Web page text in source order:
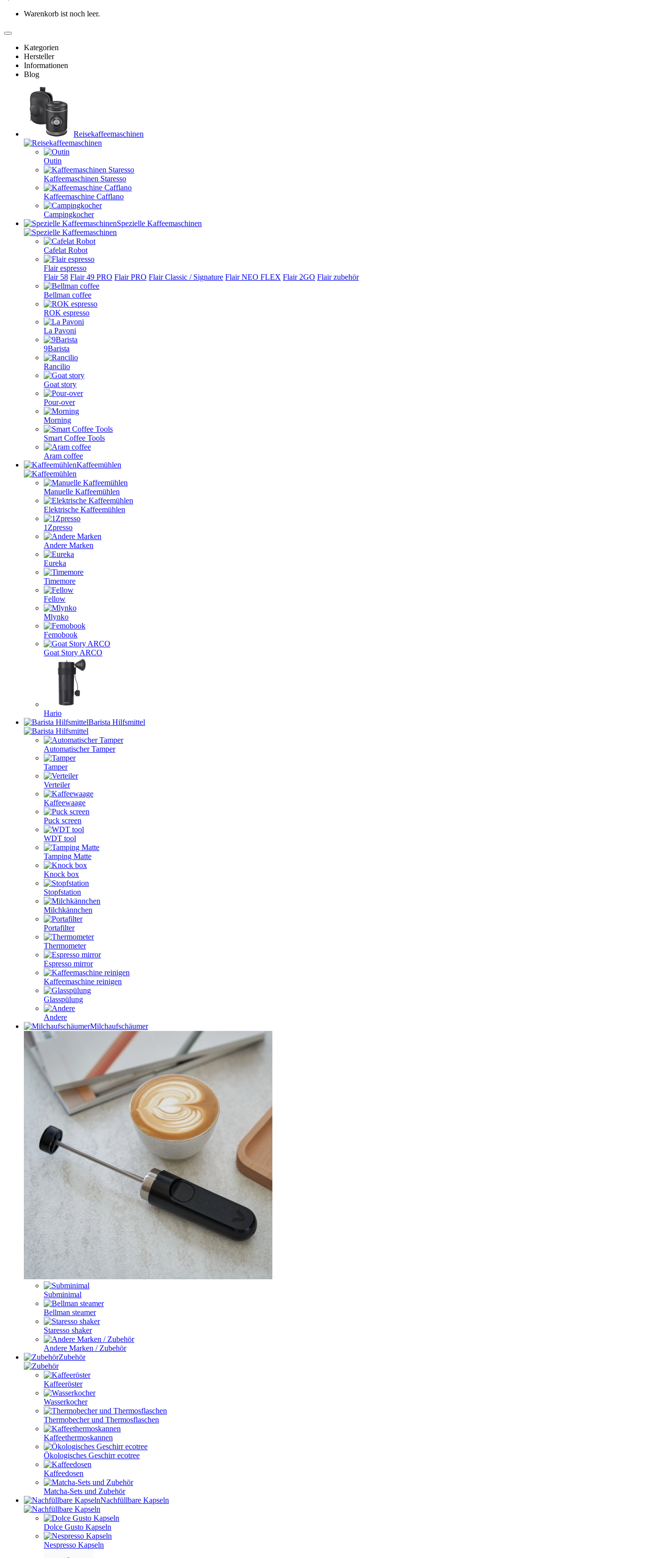
Warenkorb ist noch leer.
Kategorien
Hersteller
Informationen
Blog
Reisekaffeemaschinen
Outin
Kaffeemaschinen Staresso
Kaffeemaschine Cafflano
Campingkocher
Spezielle Kaffeemaschinen
Cafelat Robot
Flair espresso
Flair 58 Flair 49 PRO Flair PRO Flair Classic / Signature Flair NEO FLEX Flair 2GO Flair zubehör
Bellman coffee
ROK espresso
La Pavoni
9Barista
Rancilio
Goat story
Pour-over
Morning
Smart Coffee Tools
Aram coffee
Kaffeemühlen
Manuelle Kaffeemühlen
Elektrische Kaffeemühlen
1Zpresso
Andere Marken
Eureka
Timemore
Fellow
Mlynko
Femobook
Goat Story ARCO
Hario
Barista Hilfsmittel
Automatischer Tamper
Tamper
Verteiler
Kaffeewaage
Puck screen
WDT tool
Tamping Matte
Knock box
Stopfstation
Milchkännchen
Portafilter
Thermometer
Espresso mirror
Kaffeemaschine reinigen
Glasspülung
Andere
Milchaufschäumer
Subminimal
Bellman steamer
Staresso shaker
Andere Marken / Zubehör
Zubehör
Kaffeeröster
Wasserkocher
Thermobecher und Thermosflaschen
Kaffeethermoskannen
Ökologisches Geschirr ecotree
Kaffeedosen
Matcha-Sets und Zubehör
Nachfüllbare Kapseln
Dolce Gusto Kapseln
Nespresso Kapseln